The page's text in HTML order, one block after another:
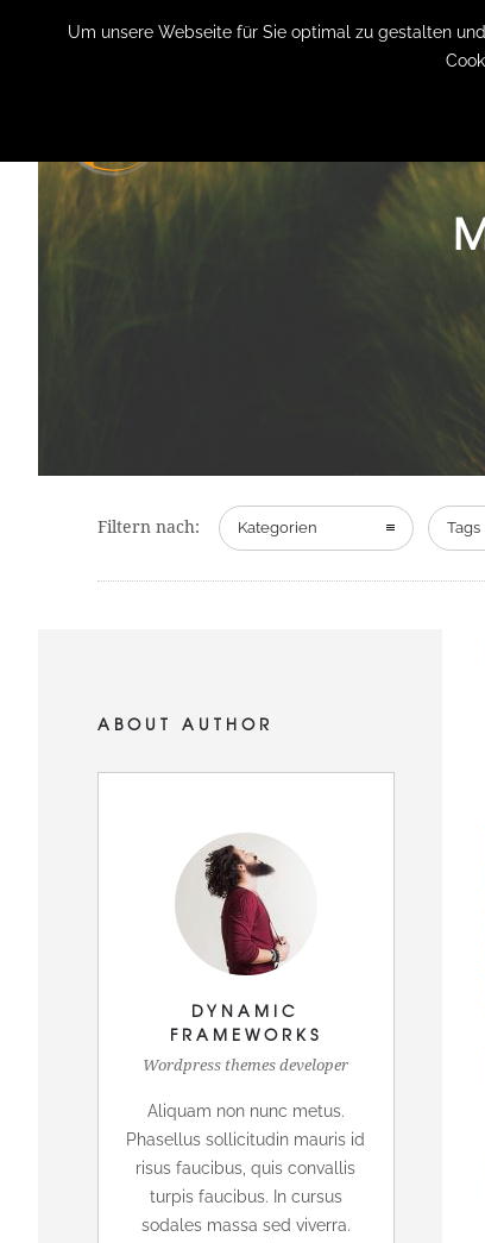
+49 (0) 151 19079060 info@privatpraxis-
Filtern nach: Kategorien Tags
ABOUT AUTHOR
DYNAMIC
FRAMEWORKS
Wordpress themes developer
Aliquam non nunc metus.
Phasellus sollicitudin mauris id
risus faucibus, quis convallis
turpis faucibus. In cursus
sodales massa sed viverra.
Um unsere Webseite für Sie optimal zu gestalten